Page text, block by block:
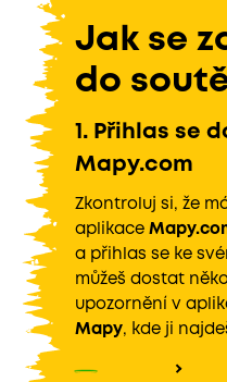
Jak se
do
1. Přihlas se
Mapy.com
Zkontroluj si, že
aplikace
a přihlas se ke
můžeš dostat
upozornění v
Mapy, kde ji